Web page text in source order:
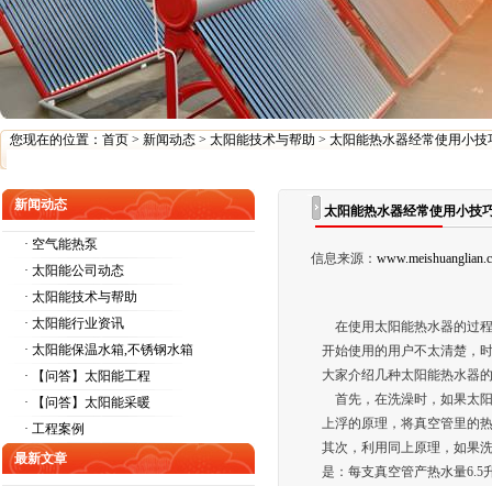
您现在的位置： 首页 > 新闻动态 > 太阳能技术与帮助 > 太阳能热水器经常使用小技
新闻动态
· 空气能热泵
· 太阳能公司动态
· 太阳能技术与帮助
· 太阳能行业资讯
· 太阳能保温水箱,不锈钢水箱
· 【问答】太阳能工程
· 【问答】太阳能采暖
· 工程案例
最新文章
太阳能热水器经常使用小技
信息来源：
在使用太阳能热水器的过
开始使用的用户不太清楚，
大家介绍几种太阳能热水器
首先，在洗澡时，如果太
上浮的原理，将真空管里的
其次，利用同上原理，如果
是：每支真空管产热水量6.5